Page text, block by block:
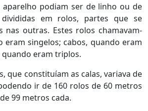
aparelho podiam ser de linho ou de
em rolos, partes que se
nas outras. Estes rolos chamavam-
eram singelos; cabos, quando eram
eram triplos.
que constituíam as calas, variava de
ir de 160 rolos de 60 metros
99 metros cada.